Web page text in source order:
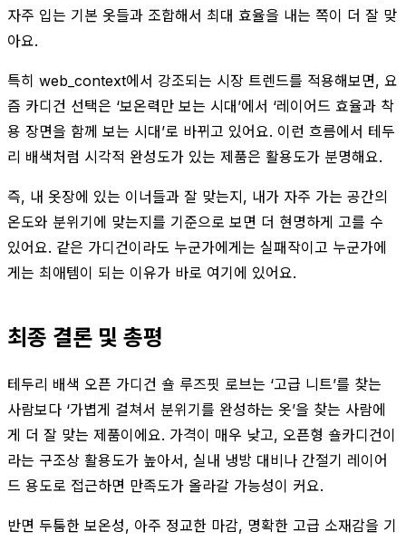
자주 입는 기본 옷들과 조합해서 최대 효율을 내는 쪽이 더 잘 맞
아요.
특히 web_context에서 강조되는 시장 트렌드를 적용해보면, 요
즘 카디건 선택은 ‘보온력만 보는 시대’에서 ‘레이어드 효율과 착
용 장면을 함께 보는 시대’로 바뀌고 있어요. 이런 흐름에서 테두
리 배색처럼 시각적 완성도가 있는 제품은 활용도가 분명해요.
즉, 내 옷장에 있는 이너들과 잘 맞는지, 내가 자주 가는 공간의
온도와 분위기에 맞는지를 기준으로 보면 더 현명하게 고를 수
있어요. 같은 가디건이라도 누군가에게는 실패작이고 누군가에
게는 최애템이 되는 이유가 바로 여기에 있어요.
최종 결론 및 총평
테두리 배색 오픈 가디건 숄 루즈핏 로브는 ‘고급 니트’를 찾는
사람보다 ‘가볍게 걸쳐서 분위기를 완성하는 옷’을 찾는 사람에
게 더 잘 맞는 제품이에요. 가격이 매우 낮고, 오픈형 숄카디건이
라는 구조상 활용도가 높아서, 실내 냉방 대비나 간절기 레이어
드 용도로 접근하면 만족도가 올라갈 가능성이 커요.
반면 두툼한 보온성, 아주 정교한 마감, 명확한 고급 소재감을 기